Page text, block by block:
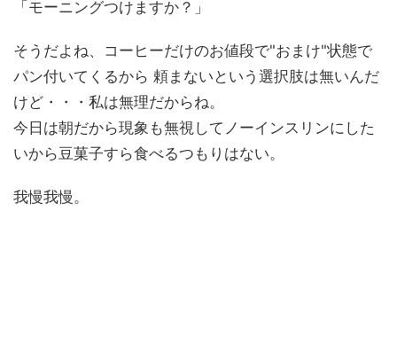
「モーニングつけますか？」
そうだよね、コーヒーだけのお値段で"おまけ"状態で
パン付いてくるから 頼まないという選択肢は無いんだ
けど・・・私は無理だからね。
今日は朝だから現象も無視してノーインスリンにした
いから豆菓子すら食べるつもりはない。
我慢我慢。